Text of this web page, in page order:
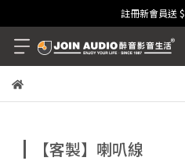
註冊新會員送
【客製】喇叭線